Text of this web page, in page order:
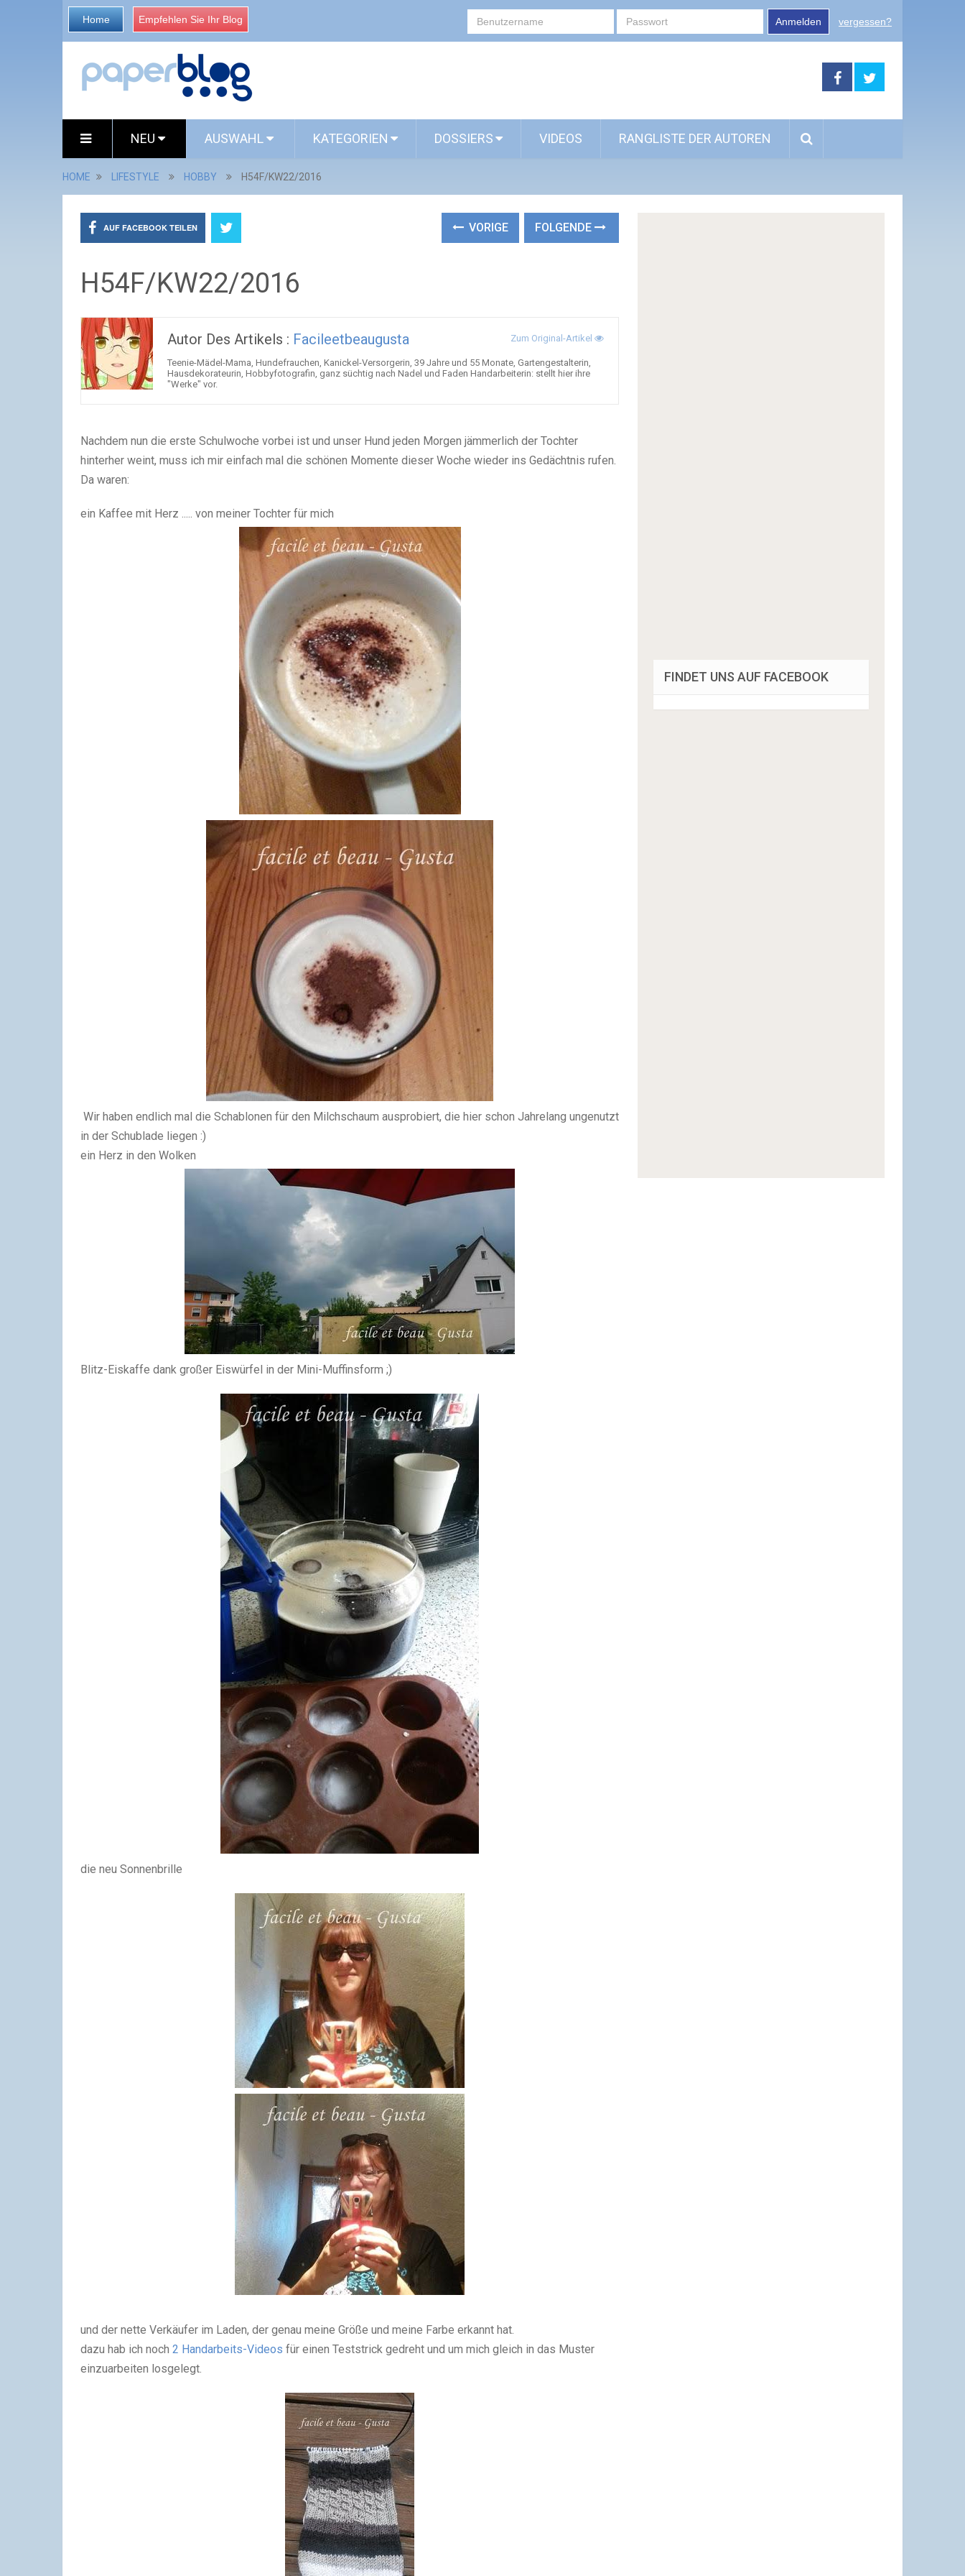
Home Empfehlen Sie Ihr Blog Anmelden vergessen?
NEU AUSWAHL KATEGORIEN DOSSIERS VIDEOS RANGLISTE DER AUTOREN
HOME LIFESTYLE HOBBY H54F/KW22/2016
AUF FACEBOOK TEILEN VORIGE FOLGENDE
H54F/KW22/2016
Autor Des Artikels : Facileetbeaugusta Zum Original-Artikel
Teenie-Mädel-Mama, Hundefrauchen, Kanickel-Versorgerin, 39 Jahre und 55 Monate, Gartengestalterin,
Hausdekorateurin, Hobbyfotografin, ganz süchtig nach Nadel und Faden Handarbeiterin: stellt hier ihre
"Werke" vor.
Nachdem nun die erste Schulwoche vorbei ist und unser Hund jeden Morgen jämmerlich der Tochter
hinterher weint, muss ich mir einfach mal die schönen Momente dieser Woche wieder ins Gedächtnis rufen.
Da waren:
ein Kaffee mit Herz ..... von meiner Tochter für mich
Wir haben endlich mal die Schablonen für den Milchschaum ausprobiert, die hier schon Jahrelang ungenutzt
in der Schublade liegen :)
ein Herz in den Wolken
Blitz-Eiskaffe dank großer Eiswürfel in der Mini-Muffinsform ;)
die neu Sonnenbrille
und der nette Verkäufer im Laden, der genau meine Größe und meine Farbe erkannt hat.
dazu hab ich noch 2 Handarbeits-Videos für einen Teststrick gedreht und um mich gleich in das Muster
einzuarbeiten losgelegt.
FINDET UNS AUF FACEBOOK